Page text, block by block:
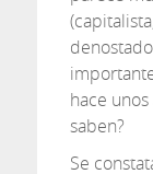
hace
saben?
Se